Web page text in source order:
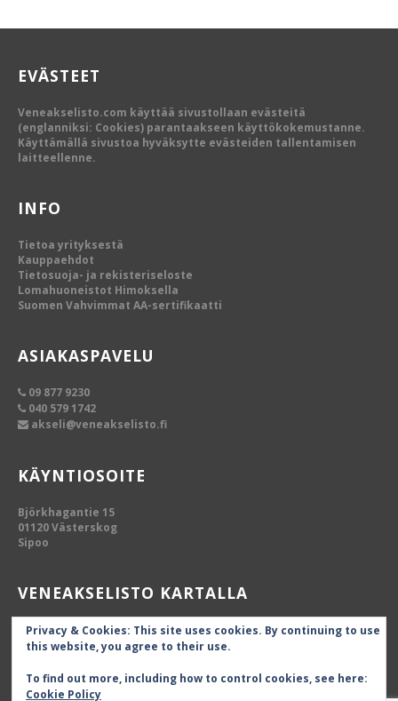
EVÄSTEET
Veneakselisto.com käyttää sivustollaan evästeitä
(englanniksi: Cookies) parantaakseen käyttökokemustanne.
Käyttämällä sivustoa hyväksytte evästeiden tallentamisen
laitteellenne.
INFO
Tietoa yrityksestä
Kauppaehdot
Tietosuoja- ja rekisteriseloste
Lomahuoneistot Himoksella
Suomen Vahvimmat AA-sertifikaatti
ASIAKASPAVELU
09 877 9230
040 579 1742
akseli@veneakselisto.fi
KÄYNTIOSOITE
Björkhagantie 15
01120 Västerskog
Sipoo
VENEAKSELISTO KARTALLA
Privacy & Cookies: This site uses cookies. By continuing to use
this website, you agree to their use.
To find out more, including how to control cookies, see here:
Cookie Policy